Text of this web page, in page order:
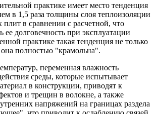
практике имеет место тенденция
в 1,5 раза толщины слоя теплоизоляции
в сравнении с расчетной, что
ее долговечность при эксплуатации
практике такая тенденция не только
она полностью "крамольна".
переменная влажность
среды, которые испытывает
в конструкции, приводят к
и трещин в волокне, а также
напряжений на границах раздела